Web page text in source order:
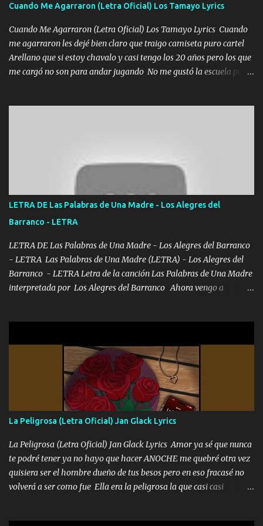
echarle chingazos Y seguir trabajando porque nada es...
Cuando Me Agarraron (Letra Oficial) Los Tamayo Lyrics
Cuando Me Agarraron (Letra Oficial) Los Tamayo Lyrics Cuando
me agarraron les dejé bien claro que traigo camiseta puro cartel
Arellano que si estoy chavalo y casi tengo los 20 años pero los que
me cargó no son para andar jugando No me gustó la escuela pero
Ando en la colonia bien acelerado traigo un M2 que nunca me ha
fallado para mi compadre mandó un fuerte abrazo también al
Especial sabe que lo apreciamos En los mejores antros me verán
tomando con mujeres hermosas y botellas destapando siempre
bien cuidado bien atrabancado y a los que me conocen ya saben de
lo que hablo Entre lob...
LETRA DE Las Palabras de Una Madre - Los Alegres del
Barranco - LETRA
LETRA DE Las Palabras de Una Madre - Los Alegres del Barranco
- LETRA Las Palabras de Una Madre (LETRA) - Los Alegres del
Barranco - LETRA Letra de la canción Las Palabras de Una Madre
interpretada por Los Alegres del Barranco Ahora vengo a
quiso, él tiempo sigue pasando y nunca te olvidaremos, aquí
seguiré esperando hasta volvernos a vernos El recuerdo que yo
tengo de mi mente no se va, en mi corazón me llevo lo mismo que
tu papá, a veces me pongo triste porque no puedo mirarte, mas se
que tu me escuchas porque tu eres mi gran ángel, El desespero me
llega para reunirme contigo, tu iluminas mi sendero por siempre
serás mi niño, del amor que yo te tengo es co...
La Peligrosa (Letra Oficial) Jan Glack Lyrics
La Peligrosa (Letra Oficial) Jan Glack Lyrics Amor ya sé que nunca
te podré tener ya no hayo que hacer ANOCHE me quebré otra vez
quisiera ser el hombre dueño de tus besos pero en eso fracasé no
volverá a ser como fue Ella era la peligrosa la que casi casi